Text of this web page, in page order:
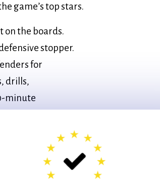
game’s top stars.
on the boards.
stopper.
for
drills,
minute
Basketball is the
and women at
dimensions to